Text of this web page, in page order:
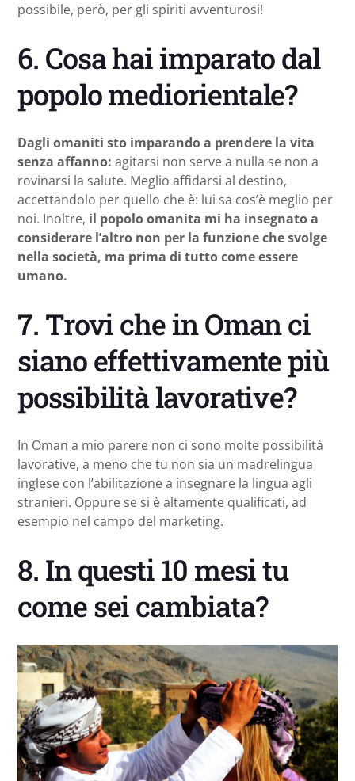
possibile, però, per gli spiriti avventurosi!
6. Cosa hai imparato dal
popolo mediorientale?
Dagli omaniti sto imparando a prendere la vita
senza affanno: agitarsi non serve a nulla se non a
rovinarsi la salute. Meglio affidarsi al destino,
accettandolo per quello che è: lui sa cos’è meglio per
noi. Inoltre, il popolo omanita mi ha insegnato a
considerare l’altro non per la funzione che svolge
nella società, ma prima di tutto come essere
umano.
7. Trovi che in Oman ci
siano effettivamente più
possibilità lavorative?
In Oman a mio parere non ci sono molte possibilità
lavorative, a meno che tu non sia un madrelingua
inglese con l’abilitazione a insegnare la lingua agli
stranieri. Oppure se si è altamente qualificati, ad
esempio nel campo del marketing.
8. In questi 10 mesi tu
come sei cambiata?